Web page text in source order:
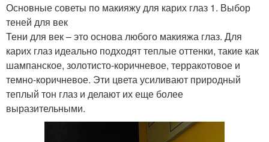
Основные советы по макияжу для карих глаз 1. Выбор
теней для век
Тени для век – это основа любого макияжа глаз. Для
карих глаз идеально подходят теплые оттенки, такие как
шампанское, золотисто-коричневое, терракотовое и
темно-коричневое. Эти цвета усиливают природный
теплый тон глаз и делают их еще более
выразительными.